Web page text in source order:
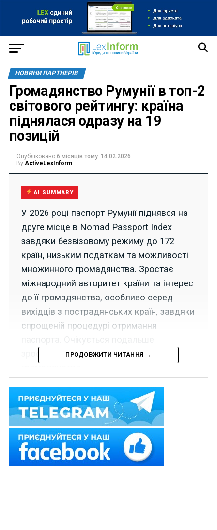
НОВИНИ ПАРТНЕРІВ
Громадянство Румунії в топ-2
світового рейтингу: країна
піднялася одразу на 19
позицій
Опубліковано 6 місяців тому 14.02.2026
By ActiveLexInform
AI SUMMARY
У 2026 році паспорт Румунії піднявся на
друге місце в Nomad Passport Index
завдяки безвізовому режиму до 172
країн, низьким податкам та можливості
множинного громадянства. Зростає
міжнародний авторитет країни та інтерес
до її громадянства, особливо серед
вихідців з пострадянських країн, завдяки
спрощеній процедурі отримання
зростання попиту на румунське
У 2026 році Румунія продемонструвала різке
зростання міжнародного статусу: паспорт країни
посів друге місце у рейтингу Nomad Passport Index
піднявшись одразу на 19 позицій.Такий результат
став одним із найпомітніших у Європі та підтвердив
зміцнення позицій держави в межах Європейського
ПРОДОВЖИТИ ЧИТАННЯ →